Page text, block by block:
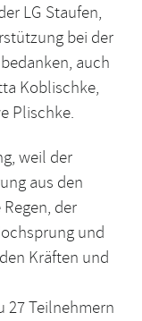
LG Staufen,
bei der
auch
Koblischke,
Plischke.
weil der
aus den
der
und
Kräften und
27 Teilnehmern